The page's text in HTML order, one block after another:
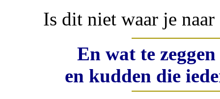
Is dit niet waar je
En wat te
en kudden die